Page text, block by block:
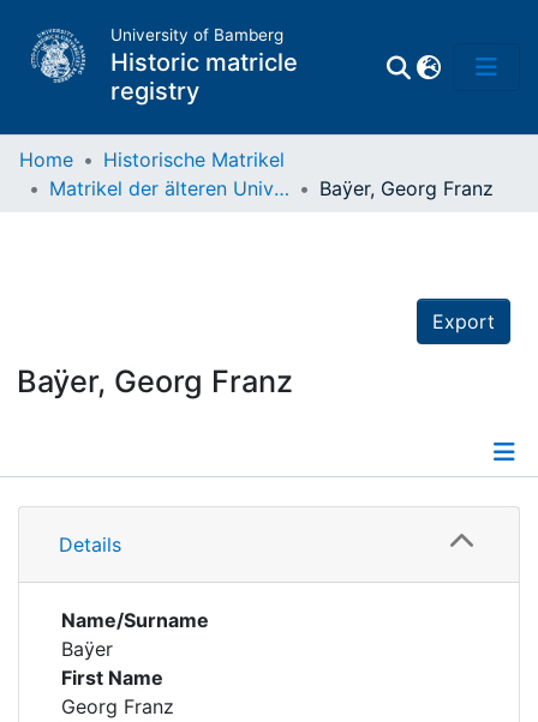
University of Bamberg
Historic matricle
registry
Home
Historische Matrikel
Matrikel der älteren Universität
Baÿer, Georg Franz
Export
Baÿer, Georg Franz
Details
Details
Name/Surname
Baÿer
First Name
Georg Franz